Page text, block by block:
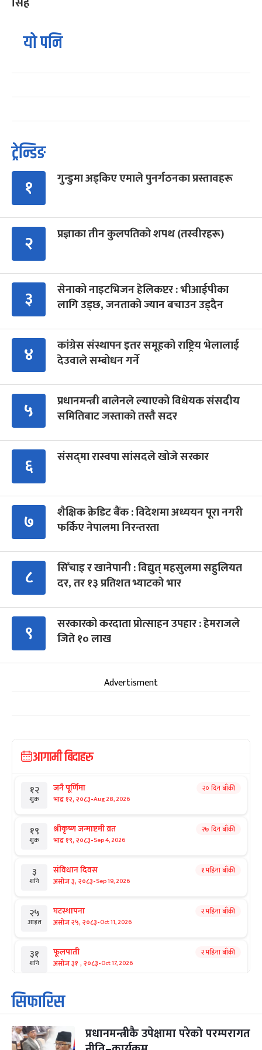
यो पनि
ट्रेन्डिङ
१ गुन्डुमा अड्किए एमाले पुनर्गठनका प्रस्तावहरू
२ प्रज्ञाका तीन कुलपतिको शपथ (तस्वीरहरू)
३
सेनाको नाइटभिजन हेलिकप्टर : भीआईपीका
लागि उड्छ, जनताको ज्यान बचाउन उड्दैन
४
कांग्रेस संस्थापन इतर समूहको राष्ट्रिय भेलालाई
देउवाले सम्बोधन गर्ने
५
प्रधानमन्त्री बालेनले ल्याएको विधेयक संसदीय
समितिबाट जस्ताको तस्तै सदर
६ संसद्‍मा रास्वपा सांसदले खोजे सरकार
७
शैक्षिक क्रेडिट बैंक : विदेशमा अध्ययन पूरा नगरी
फर्किए नेपालमा निरन्तरता
८
सिँचाइ र खानेपानी : विद्युत् महसुलमा सहुलियत
दर, तर १३ प्रतिशत भ्याटको भार
९
सरकारको करदाता प्रोत्साहन उपहार : हेमराजले
जिते १० लाख
Advertisment
आगामी बिदाहरु
१२
शुक्र
जनै पूर्णिमा
भाद्र १२, २०८३-Aug 28, 2026
२० दिन बाँकी
१९
शुक्र
श्रीकृष्ण जन्माष्टमी व्रत
भाद्र १९, २०८३-Sep 4, 2026
२७ दिन बाँकी
३
शनि
संविधान दिवस
असोज ३, २०८३-Sep 19, 2026
१ महिना बाँकी
२५
आइत
घटस्थापना
असोज २५, २०८३-Oct 11, 2026
२ महिना बाँकी
३१
शनि
फूलपाती
असोज ३१ , २०८३-Oct 17, 2026
२ महिना बाँकी
१
आइत
कार्तिक सङ्क्रान्ति
कार्तिक १, २०८३
३
मंगल
महानवमी
कार्तिक ३, २०८३-Oct 20, 2026
२ महिना बाँकी
सिफारिस
प्रधानमन्त्रीकै उपेक्षामा परेको परम्परागत